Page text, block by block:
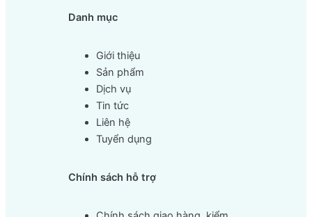
Danh mục
Giới thiệu
Sản phẩm
Dịch vụ
Tin tức
Liên hệ
Tuyển dụng
Chính sách hỗ trợ